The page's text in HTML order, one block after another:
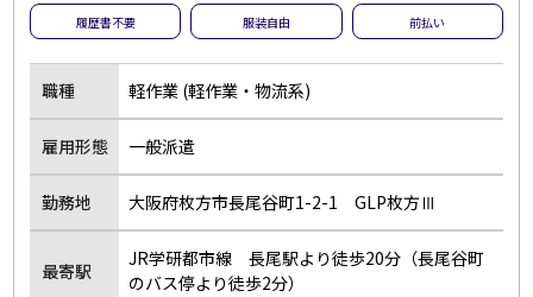
履歴書不要 服装自由 前払い
職種 軽作業 (軽作業・物流系)
雇用形態 一般派遣
勤務地 大阪府枚方市長尾谷町1-2-1 GLP枚方Ⅲ
最寄駅
JR学研都市線 長尾駅より徒歩20分（長尾谷町
のバス停より徒歩2分）